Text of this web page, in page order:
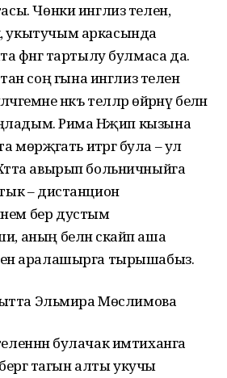
Чөнки инглиз телен,
укытучым аркасында
фәнгә тартылу булмаса да.
соң гына инглиз телен
нәкъ телләр өйрәнү белән
аңладым. Рима Нәҗип кызына
мөрәҗәгать итәргә була – ул
авырып больничныйга
– дистанцион
бер дустым
аның белән скайп аша
аралашырга тырышабыз.
Эльмира Мөслимова
булачак имтиханга
бергә тагын алты укучы